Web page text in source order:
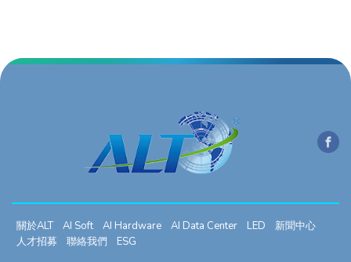
關於ALT AI Soft AI Hardware AI Data Center LED
新聞中心
人才招募
聯絡我們 ESG